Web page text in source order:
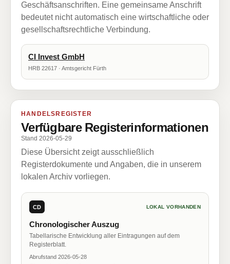
Geschäftsanschriften. Eine gemeinsame Anschrift
bedeutet nicht automatisch eine wirtschaftliche oder
gesellschaftsrechtliche Verbindung.
CI Invest GmbH
HRB 22617 · Amtsgericht Fürth
HANDELSREGISTER
Verfügbare Registerinformationen
Stand 2026-05-29
Diese Übersicht zeigt ausschließlich
Registerdokumente und Angaben, die in unserem
lokalen Archiv vorliegen.
CD LOKAL VORHANDEN
Chronologischer Auszug
Tabellarische Entwicklung aller Eintragungen auf dem
Registerblatt.
Abrufstand 2026-05-28